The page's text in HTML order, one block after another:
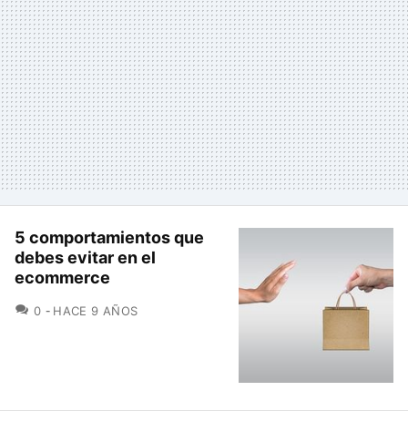
5 comportamientos que
debes evitar en el
ecommerce
0 COMENTARIOS
HACE 9 AÑOS